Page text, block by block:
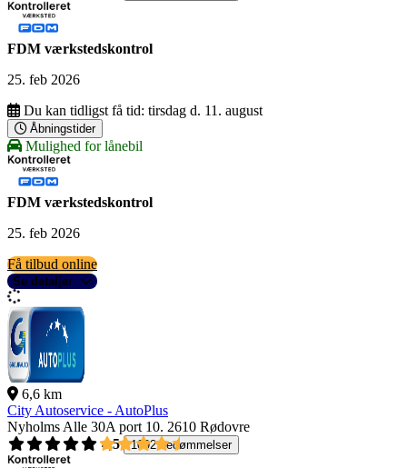
FDM værkstedskontrol
25. feb 2026
Du kan tidligst få tid: tirsdag d. 11. august
Åbningstider
Mulighed for lånebil
FDM værkstedskontrol
25. feb 2026
Få tilbud online
Se detaljer
6,6 km
City Autoservice - AutoPlus
Nyholms Alle 30A port 10. 2610 Rødovre
4,5
1092 bedømmelser